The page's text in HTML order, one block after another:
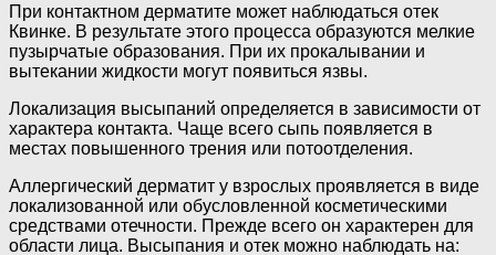
При контактном дерматите может наблюдаться отек
Квинке. В результате этого процесса образуются мелкие
пузырчатые образования. При их прокалывании и
вытекании жидкости могут появиться язвы.
Локализация высыпаний определяется в зависимости от
характера контакта. Чаще всего сыпь появляется в
местах повышенного трения или потоотделения.
Аллергический дерматит у взрослых проявляется в виде
локализованной или обусловленной косметическими
средствами отечности. Прежде всего он характерен для
области лица. Высыпания и отек можно наблюдать на: